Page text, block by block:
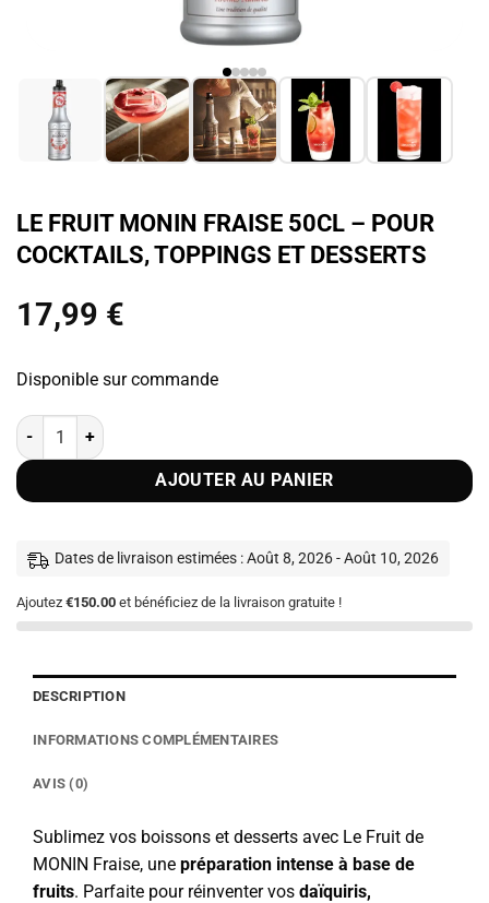
LE FRUIT MONIN FRAISE 50CL – POUR
COCKTAILS, TOPPINGS ET DESSERTS
17,99 €
Disponible sur commande
quantité de Le Fruit MONIN Fraise 50cl - Pour Cocktails, Toppings
AJOUTER AU PANIER
Dates de livraison estimées : Août 8, 2026 - Août 10, 2026
Ajoutez €150.00 et bénéficiez de la livraison gratuite !
DESCRIPTION
INFORMATIONS COMPLÉMENTAIRES
AVIS (0)
Sublimez vos boissons et desserts avec Le Fruit de
MONIN Fraise, une préparation intense à base de
fruits. Parfaite pour réinventer vos daïquiris,